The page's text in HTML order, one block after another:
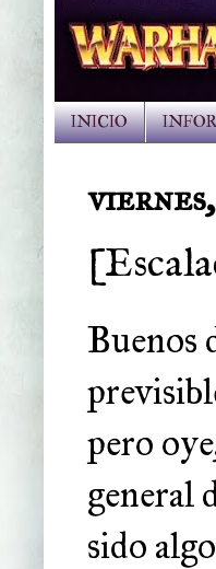
INICIO
Buenos
pero
general
sido